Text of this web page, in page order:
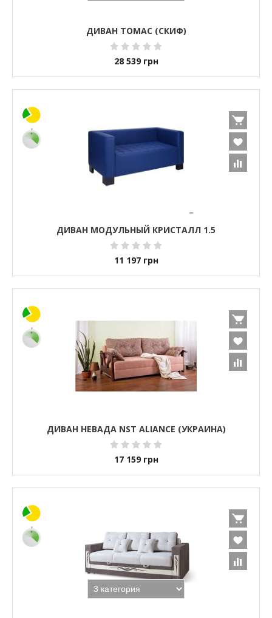
ДИВАН ТОМАС (СКИФ)
28 539 грн
ДИВАН МОДУЛЬНЫЙ КРИСТАЛЛ 1.5
11 197 грн
ДИВАН НЕВАДА NST ALIANCE (УКРАИНА)
17 159 грн